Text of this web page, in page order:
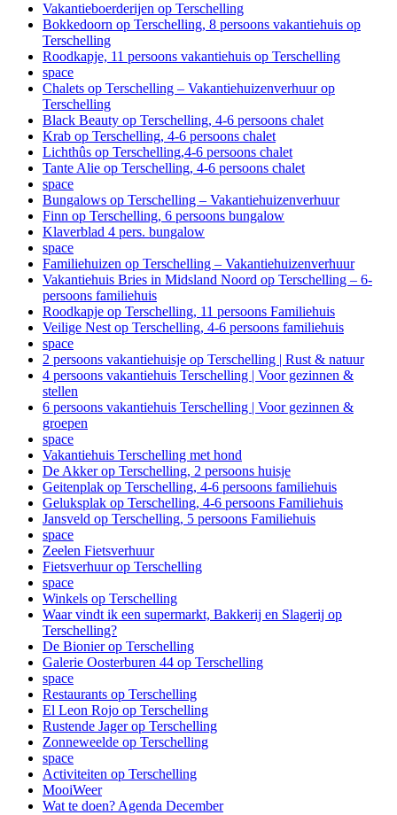
Vakantieboerderijen op Terschelling
Bokkedoorn op Terschelling, 8 persoons vakantiehuis op
Terschelling
Roodkapje, 11 persoons vakantiehuis op Terschelling
space
Chalets op Terschelling – Vakantiehuizenverhuur op
Terschelling
Black Beauty op Terschelling, 4-6 persoons chalet
Krab op Terschelling, 4-6 persoons chalet
Lichthûs op Terschelling,4-6 persoons chalet
Tante Alie op Terschelling, 4-6 persoons chalet
space
Bungalows op Terschelling – Vakantiehuizenverhuur
Finn op Terschelling, 6 persoons bungalow
Klaverblad 4 pers. bungalow
space
Familiehuizen op Terschelling – Vakantiehuizenverhuur
Vakantiehuis Bries in Midsland Noord op Terschelling – 6-
persoons familiehuis
Roodkapje op Terschelling, 11 persoons Familiehuis
Veilige Nest op Terschelling, 4-6 persoons familiehuis
space
2 persoons vakantiehuisje op Terschelling | Rust & natuur
4 persoons vakantiehuis Terschelling | Voor gezinnen &
stellen
6 persoons vakantiehuis Terschelling | Voor gezinnen &
groepen
space
Vakantiehuis Terschelling met hond
De Akker op Terschelling, 2 persoons huisje
Geitenplak op Terschelling, 4-6 persoons familiehuis
Geluksplak op Terschelling, 4-6 persoons Familiehuis
Jansveld op Terschelling, 5 persoons Familiehuis
space
Zeelen Fietsverhuur
Fietsverhuur op Terschelling
space
Winkels op Terschelling
Waar vindt ik een supermarkt, Bakkerij en Slagerij op
Terschelling?
De Bionier op Terschelling
Galerie Oosterburen 44 op Terschelling
space
Restaurants op Terschelling
El Leon Rojo op Terschelling
Rustende Jager op Terschelling
Zonneweelde op Terschelling
space
Activiteiten op Terschelling
MooiWeer
Wat te doen? Agenda December